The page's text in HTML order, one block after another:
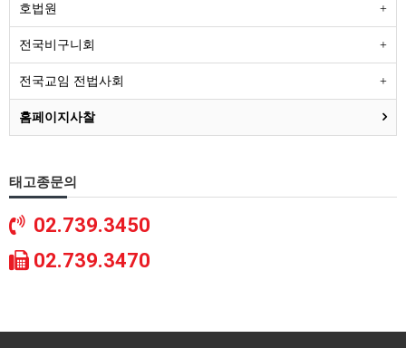
호법원
전국비구니회
전국교임 전법사회
홈페이지사찰
태고종문의
02.739.3450
02.739.3470